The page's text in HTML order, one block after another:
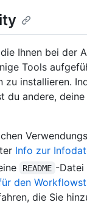
Ihnen bei der
Tools
installieren.
andere,
Info zur
README -Datei
den
die Sie